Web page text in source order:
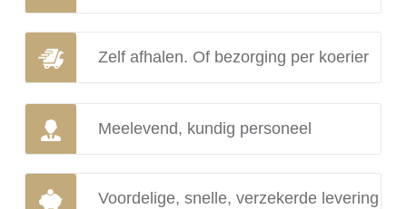
Zelf afhalen. Of bezorging per koerier
Meelevend, kundig personeel
Voordelige, snelle, verzekerde levering